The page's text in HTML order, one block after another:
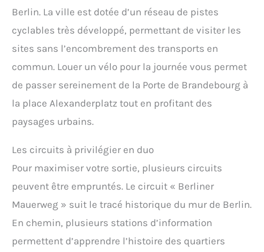
Berlin. La ville est dotée d’un réseau de pistes
cyclables très développé, permettant de visiter les
sites sans l’encombrement des transports en
commun. Louer un vélo pour la journée vous permet
de passer sereinement de la Porte de Brandebourg à
la place Alexanderplatz tout en profitant des
paysages urbains.
Les circuits à privilégier en duo
Pour maximiser votre sortie, plusieurs circuits
peuvent être empruntés. Le circuit « Berliner
Mauerweg » suit le tracé historique du mur de Berlin.
En chemin, plusieurs stations d’information
permettent d’apprendre l’histoire des quartiers